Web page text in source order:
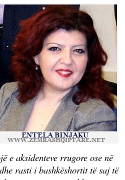
e aksidenteve rrugore ose në
rasti i bashkëshortit të saj të